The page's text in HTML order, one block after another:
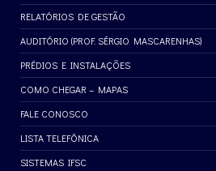
RELATÓRIOS DE GESTÃO
AUDITÓRIO (PROF. SÉRGIO MASCARENHAS)
PRÉDIOS E INSTALAÇÕES
COMO CHEGAR – MAPAS
FALE CONOSCO
LISTA TELEFÔNICA
SISTEMAS IFSC